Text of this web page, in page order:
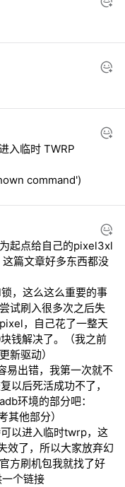
入临时 TWRP
command')
起点给自己的pixel3xl
篇文章好多东西都没
，这么这么重要的事
试刷入很多次之后失
，自己花了一整天
钱解决了。（我之前
新驱动）
易出错，我第一次就不
以后死活成功不了，
环境的部分吧：
他部分）
以进入临时twrp，这
效了，所以大家放弃幻
方刷机包我就找了好
个链接